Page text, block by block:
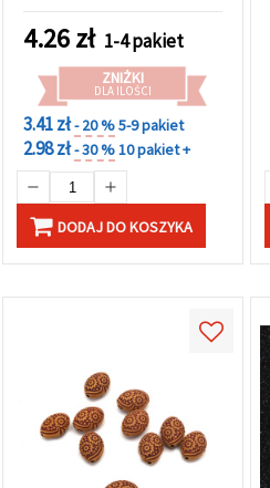
4.26zł 1-4 pakiet
ZNIŻKI
DLA ILOŚCI
3.41 zł- 20 %5-9 pakiet
2.98 zł- 30 %10 pakiet +
DODAJ DO KOSZYKA